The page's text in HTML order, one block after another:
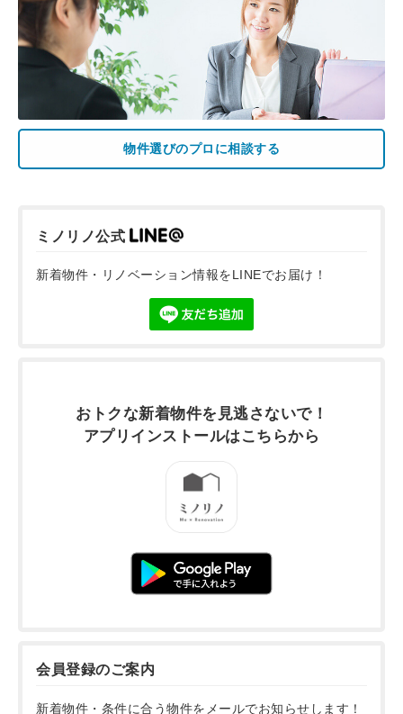
物件選びのプロに相談する
ミノリノ公式
新着物件・リノベーション情報をLINEでお届け！
おトクな新着物件を 見逃さないで！
アプリインストールはこちらから
会員登録のご案内
新着物件・条件に合う物件をメールでお知らせします！